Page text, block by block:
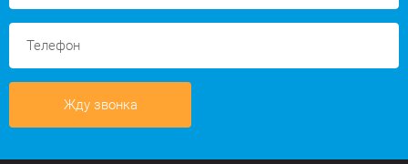
Жду звонка